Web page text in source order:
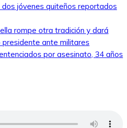
dos jóvenes quiteños reportados
rompe otra tradición y dará
presidente ante militares
por asesinato, 34 años